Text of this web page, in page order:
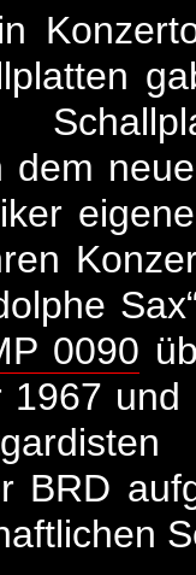
dem
0090
1967
BRD